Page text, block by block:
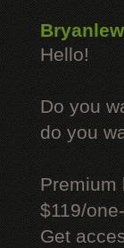
Bryanlew
Hello!
Do you
do you
Premium
$119/
Get